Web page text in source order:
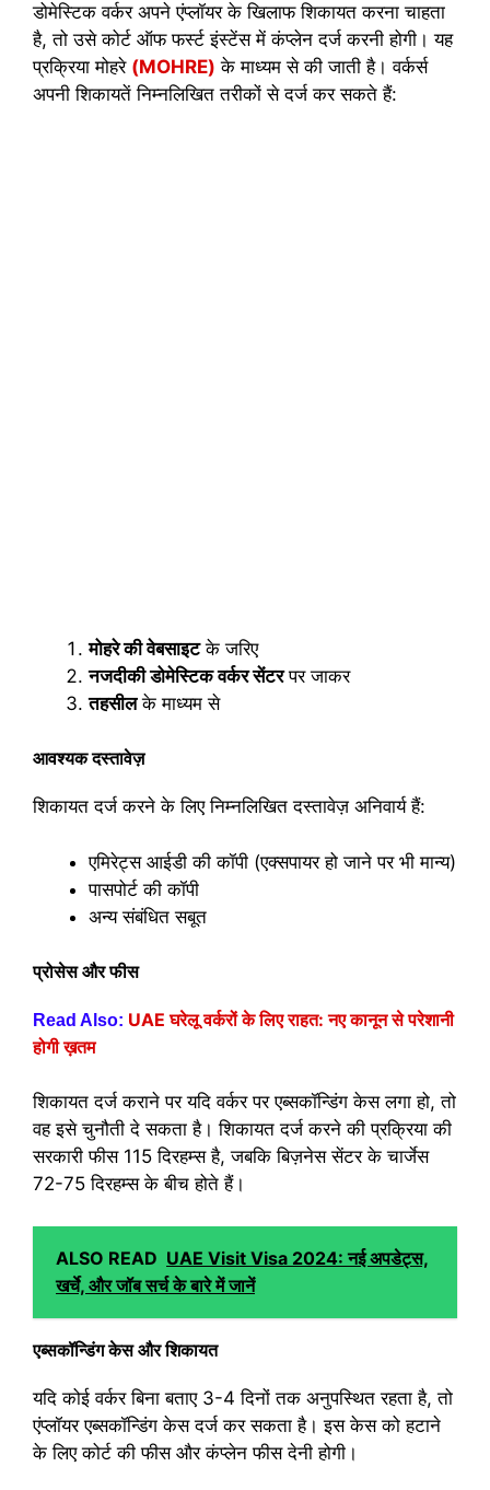
डोमेस्टिक वर्कर अपने एंप्लॉयर के खिलाफ शिकायत करना चाहता
है, तो उसे कोर्ट ऑफ फर्स्ट इंस्टेंस में कंप्लेन दर्ज करनी होगी। यह
प्रक्रिया मोहरे (MOHRE) के माध्यम से की जाती है। वर्कर्स
अपनी शिकायतें निम्नलिखित तरीकों से दर्ज कर सकते हैं:
मोहरे की वेबसाइटके जरिए
नजदीकी डोमेस्टिक वर्कर सेंटरपर जाकर
तहसीलके माध्यम से
आवश्यक दस्तावेज़
शिकायत दर्ज करने के लिए निम्नलिखित दस्तावेज़ अनिवार्य हैं:
एमिरेट्स आईडी की कॉपी (एक्सपायर हो जाने पर भी मान्य)
पासपोर्ट की कॉपी
अन्य संबंधित सबूत
प्रोसेस और फीस
Read Also: UAE घरेलू वर्करों के लिए राहत: नए कानून से परेशानी
होगी ख़तम
शिकायत दर्ज कराने पर यदि वर्कर पर एब्सकॉन्डिंग केस लगा हो, तो
वह इसे चुनौती दे सकता है। शिकायत दर्ज करने की प्रक्रिया की
सरकारी फीस 115 दिरहम्स है, जबकि बिज़नेस सेंटर के चार्जेस
72-75 दिरहम्स के बीच होते हैं।
ALSO READ UAE Visit Visa 2024: नई अपडेट्स,
खर्चे, और जॉब सर्च के बारे में जानें
एब्सकॉन्डिंग केस और शिकायत
यदि कोई वर्कर बिना बताए 3-4 दिनों तक अनुपस्थित रहता है, तो
एंप्लॉयर एब्सकॉन्डिंग केस दर्ज कर सकता है। इस केस को हटाने
के लिए कोर्ट की फीस और कंप्लेन फीस देनी होगी।